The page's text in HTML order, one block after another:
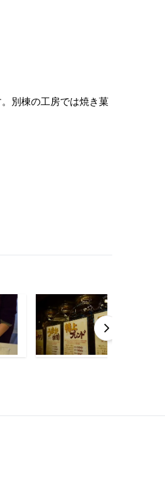
別棟の工房では焼き菓